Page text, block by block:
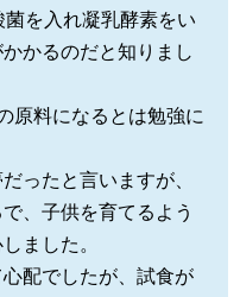
を入れ凝乳酵素をい
かるのだと知りまし
原料になるとは勉強に
ったと言いますが、
、子供を育てるよう
ました。
配でしたが、試食が